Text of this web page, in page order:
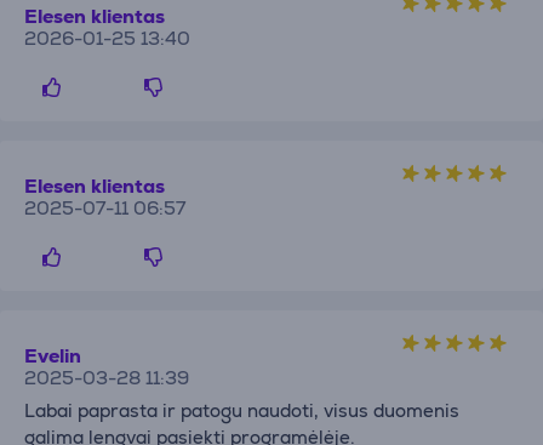
Elesen klientas
2026-01-25 13:40
Elesen klientas
2025-07-11 06:57
Evelin
2025-03-28 11:39
Labai paprasta ir patogu naudoti, visus duomenis
galima lengvai pasiekti programėlėje.